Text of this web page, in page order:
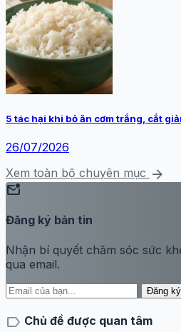
5 tác hại khi bỏ ăn cơm trắng, cắt
26/07/2026
Xem toàn bộ chuyên mục arrow_forward
mark_email_unread
Đăng ký bản tin
Nhận bí quyết chăm sóc sức
qua email.
Đăng
label Chủ đề được quan tâm